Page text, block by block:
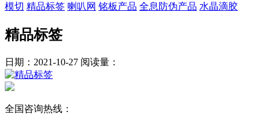
模切 精品标签 喇叭网 铭板产品 全息防伪产品 水晶滴胶
精品标签
日期：2021-10-27 阅读量：
全国咨询热线：